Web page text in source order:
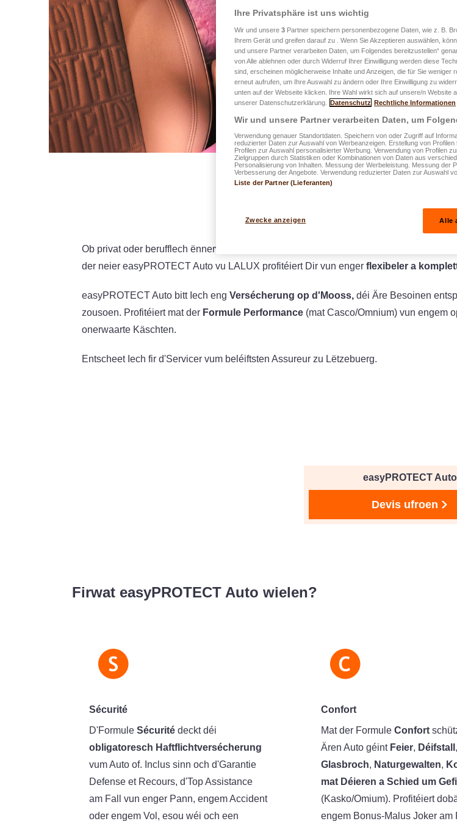
Äre
Ob privat oder berufflech ënnerwee, Ausflich mat der Famill oder Spadséiergäng
der neier easyPROTECT Auto vu LALUX profitéiert Dir vun enger flexibeler a
easyPROTECT Auto bitt Iech eng Versécherung op d'Mooss, déi Äre Besoinen
zousoen. Profitéiert mat der Formule Performance (mat Casco/Omnium) vun engem
onerwaarte Käschten.
Entscheet Iech fir d'Servicer vum beléiftsten Assureur zu Lëtzebuerg.
easyPROTECT Auto
Devis ufroen
Firwat easyPROTECT Auto wielen?
Sécurité
D'Formule Sécurité deckt déi
obligatoresch Haftflichtversécherung
vum Auto of. Inclus sinn och d'Garantie
Defense et Recours, d'Top Assistance
am Fall vun enger Pann, engem Accident
oder engem Vol, esou wéi och een
Confort
Mat der Formule Confort
Ären Auto géintFeier, Déifstall ,
Glasbroch, Naturgewalten,
mat Déieren a Schied um
(Kasko/Omium). Profitéiert
engem Bonus-Malus Joker am
Ihre Privatsphäre ist uns wichtig
Wir und unsere 3 Partner speichern personenbezogene Daten, wie z. B.
Ihrem Gerät und greifen darauf zu . Wenn Sie Akzeptieren auswählen,
und unsere Partner verarbeiten Daten, um Folgendes bereitzustellen“
von Alle ablehnen oder durch Widerruf Ihrer Einwilligung werden diese
sind, erscheinen möglicherweise Inhalte und Anzeigen, die für Sie weniger
erneut aufrufen, um Ihre Auswahl zu ändern oder Ihre Einwilligung zu
unten auf der Webseite klicken. Ihre Wahl wirkt sich auf unsere/n Website
unserer Datenschutzerklärung.
Datenschutz Rechtliche Informationen
Wir und unsere Partner verarbeiten Daten, um
Verwendung genauer Standortdaten. Speichern von oder Zugriff auf
reduzierter Daten zur Auswahl von Werbeanzeigen. Erstellung von
Profilen zur Auswahl personalisierter Werbung. Verwendung von Profilen
Zielgruppen durch Statistiken oder Kombinationen von Daten aus
Personalisierung von Inhalten. Messung der Werbeleistung. Messung der
Verbesserung der Angebote. Verwendung reduzierter Daten zur Auswahl
Liste der Partner (Lieferanten)
Zwecke anzeigen Alle